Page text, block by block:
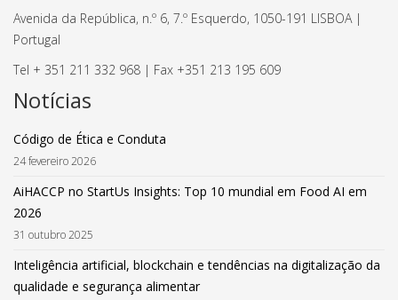
Avenida da República, n.º 6, 7.º Esquerdo, 1050-191 LISBOA |
Portugal
Tel + 351 211 332 968 | Fax +351 213 195 609
Notícias
Código de Ética e Conduta
24 fevereiro 2026
AiHACCP no StartUs Insights: Top 10 mundial em Food AI em
2026
31 outubro 2025
Inteligência artificial, blockchain e tendências na digitalização da
qualidade e segurança alimentar